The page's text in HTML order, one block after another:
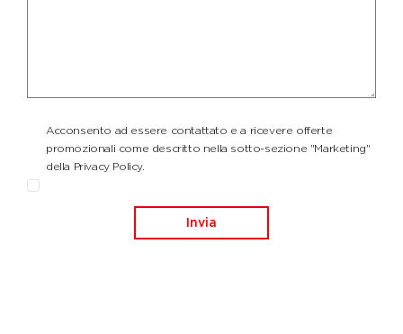
Acconsento ad essere contattato e a ricevere offerte
promozionali come descritto nella sotto-sezione "Marketing"
della Privacy Policy.
Invia